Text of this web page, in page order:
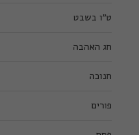
ט”ו בשבט
חג האהבה
חנוכה
פורים